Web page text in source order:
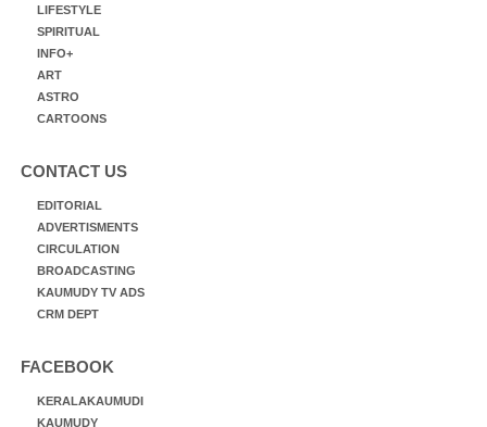
LIFESTYLE
SPIRITUAL
INFO+
ART
ASTRO
CARTOONS
CONTACT US
EDITORIAL
ADVERTISMENTS
CIRCULATION
BROADCASTING
KAUMUDY TV ADS
CRM DEPT
FACEBOOK
KERALAKAUMUDI
KAUMUDY